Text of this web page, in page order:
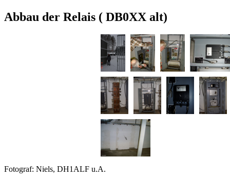
Abbau der Relais ( DB0XX alt)
Fotograf: Niels, DH1ALF u.A.